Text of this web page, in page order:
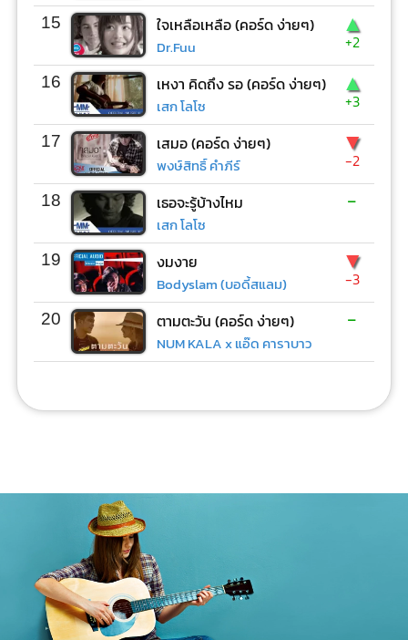
15 ใจเหลือเหลือ (คอร์ด ง่ายๆ)
Dr.Fuu
▲
+2
16 เหงา คิดถึง รอ (คอร์ด ง่ายๆ)
เสก โลโซ
▲
+3
17 เสมอ (คอร์ด ง่ายๆ)
พงษ์สิทธิ์ คำภีร์
▼
-2
18 เธอจะรู้บ้างไหม
เสก โลโซ
-
19 งมงาย
Bodyslam (บอดี้สแลม)
▼
-3
20 ตามตะวัน (คอร์ด ง่ายๆ)
NUM KALA x แอ๊ด คาราบาว
-